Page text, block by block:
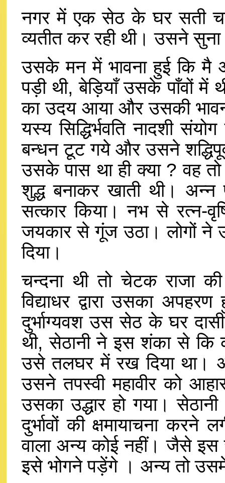
नगर में एक सेठ के घर सती
व्यतीत कर रही थी। उसने सुना
उसके मन में भावना हुई कि मै
पड़ी थी, बेड़ियाँ उसके पाँवों में
का उदय आया और उसकी
यस्य सिद्धिर्भवति नादशी
बन्धन टूट गये और उसने
उसके पास था ही क्या ? वह तो
शुद्ध बनाकर खाती थी।
सत्कार किया। नभ से रत्न-
जयकार से गूंज उठा। लोगों ने
दिया।
चन्दना थी तो चेटक राजा
विद्याधर द्वारा उसका
दुर्भाग्यवश उस सेठ के घर
थी, सेठानी ने इस शंका से कि
उसे तलघर में रख दिया था।
उसने तपस्वी महावीर को
उसका उद्धार हो गया।
दुर्भावों की क्षमायाचना
वाला अन्य कोई नहीं। जैसे इस
इसे भोगने पड़ेंगे । अन्य तो उसमें